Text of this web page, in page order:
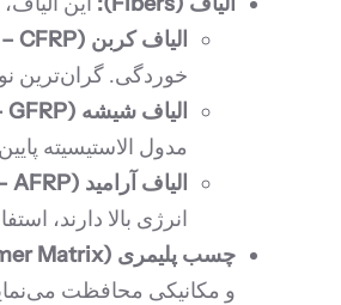
الیاف کربن (Carbon Fiber Reinforced Polymer – CFRP):
خوردگی. گران‌ترین
الیاف شیشه (Glass Fiber Reinforced Polymer – GFRP):
مدول الاستیسیته
الیاف آرامید (Aramid Fiber Reinforced Polymer – AFRP):
انرژی بالا دارند،
چسب پلیمری (Polymer Matrix):
و مکانیکی محافظت